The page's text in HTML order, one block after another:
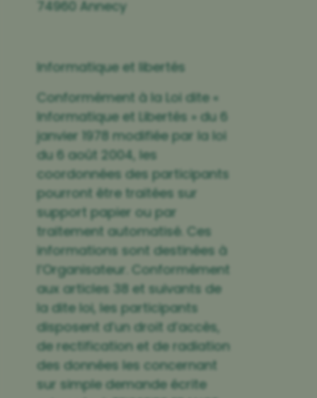
74960 Annecy
Informatique et libertés
Conformément à la Loi dite «
Informatique et Libertés » du 6
janvier 1978 modifiée par la loi
du 6 août 2004, les
coordonnées des participants
pourront être traitées sur
support papier ou par
traitement automatisé. Ces
informations sont destinées à
l’Organisateur. Conformément
aux articles 38 et suivants de
la dite loi, les participants
disposent d’un droit d’accès,
de rectification et de radiation
des données les concernant
sur simple demande écrite